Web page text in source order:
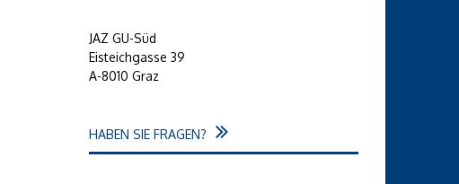
JAZ GU-Süd
Eisteichgasse 39
A-8010 Graz
HABEN SIE FRAGEN?